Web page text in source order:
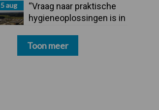
5 aug
“Vraag naar praktische
hygieneoplossingen is in
Toon meer